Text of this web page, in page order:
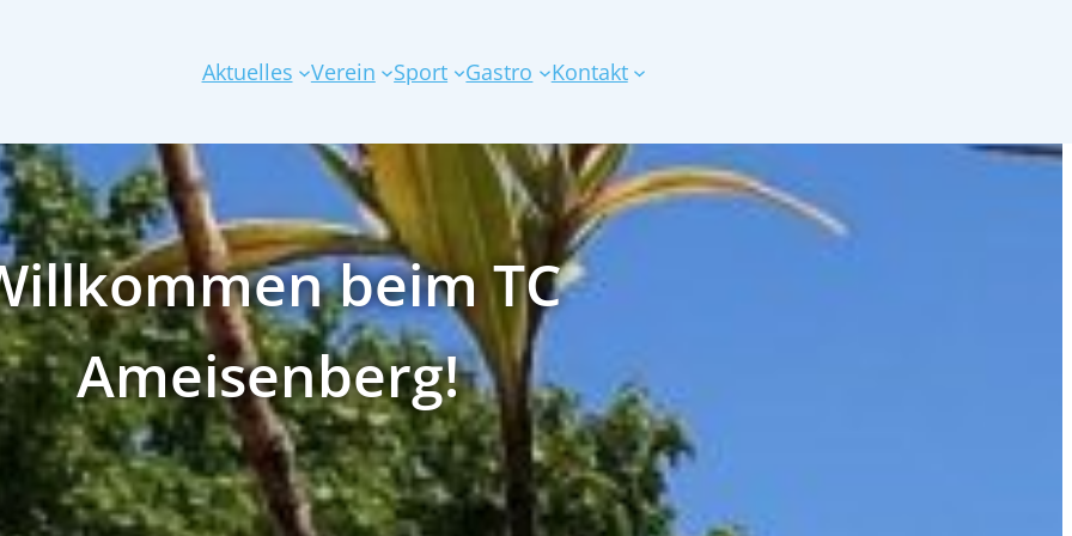
Aktuelles Verein Sport Gastro Kontakt
beim TC
Ameisenberg!